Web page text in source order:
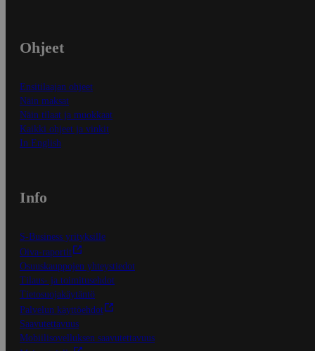
Ohjeet
Ensitilaajan ohjeet
Näin maksat
Näin tilaat ja muokkaat
Kaikki ohjeet ja vinkit
In English
Info
S-Business yrityksille
Oiva-raportit
Osuuskauppojen yhteystiedot
Tilaus- ja toimitusehdot
Tietosuojakäytäntö
Palvelun käyttöehdot
Saavutettavuus
Mobiilisovelluksen saavutettavuus